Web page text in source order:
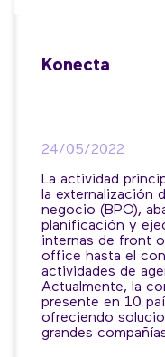
Konecta
24/05/2022
La actividad
la externalización
negocio (BPO),
planificación y
internas de front
office hasta el
actividades de
Actualmente, la
presente en 10
ofreciendo
grandes